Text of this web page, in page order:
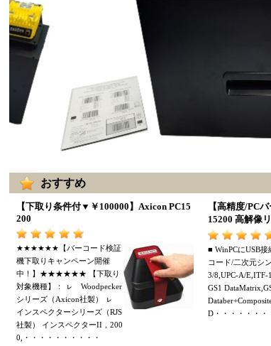
おすすめ
【下取り条件付▼￥ 100000 】 Axicon PC15
200
★★★★★★【バーコード検証
機下取りキャンペーン開催
中 ！】★★★★★★ 【下取り
対象機種】： ㇾ
Woodpecker
シリーズ （Axicon社製）
ㇾ
インスペクターシリーズ （RJS
社製） インスペクターII ， 200
0,
・・・・・・・・・・
【高精度/PC
15200 高解像
■ WinPCにUSB接
コード/二次元シ
3/8,UPC-A/E,ITF-
GS1
D ・・・・・・・